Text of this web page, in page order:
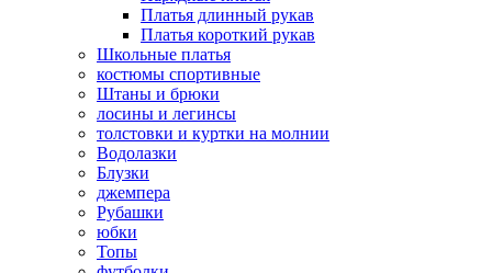
Платья длинный рукав
Платья короткий рукав
Школьные платья
костюмы спортивные
Штаны и брюки
лосины и легинсы
толстовки и куртки на молнии
Водолазки
Блузки
джемпера
Рубашки
юбки
Топы